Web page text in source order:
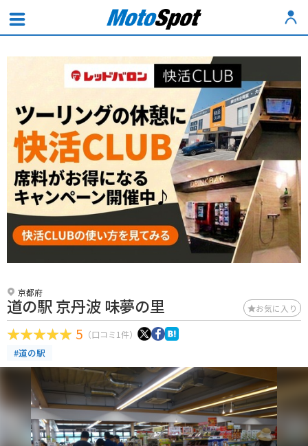
京都府
道の駅 京丹波 味夢の里 お気に入り
5 （口コミ1件）
#道の駅